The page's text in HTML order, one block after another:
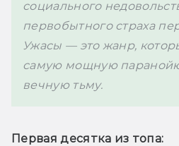
социального
первобытного страха
Ужасы — это жанр,
самую мощную
вечную тьму.
Первая десятка из топа: